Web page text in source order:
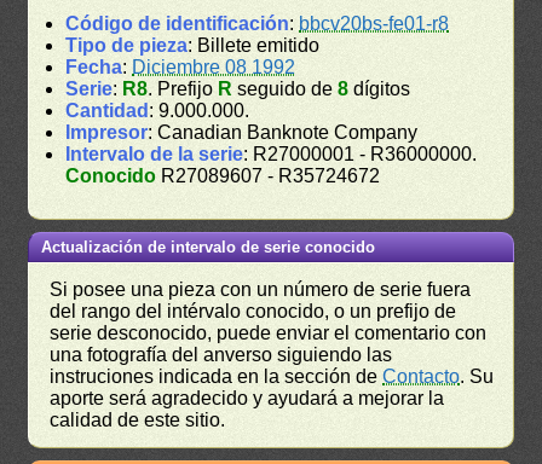
Código de identificación: bbcv20bs-fe01-r8
Tipo de pieza: Billete emitido
Fecha: Diciembre 08 1992
Serie: R8. Prefijo R seguido de8 dígitos
Cantidad : 9.000.000.
Impresor: Canadian Banknote Company
Intervalo de la serie: R27000001 - R36000000.
Conocido R27089607 - R35724672
Actualización de intervalo de serie conocido
Si posee una pieza con un número de serie fuera
del rango del intérvalo conocido, o un prefijo de
serie desconocido, puede enviar el comentario con
una fotografía del anverso siguiendo las
instruciones indicada en la sección deContacto. Su
aporte será agradecido y ayudará a mejorar la
calidad de este sitio.